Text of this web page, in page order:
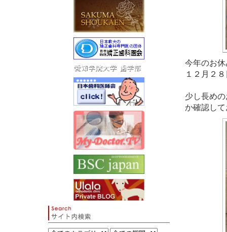
今年のお
１２月２
少し長め
か確認し